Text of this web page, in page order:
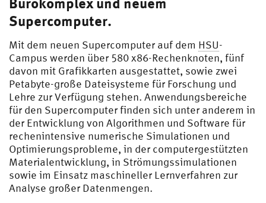
Supercomputer.
Mit dem neuen Supercomputer auf dem HSU-
Campus werden über 580 x86-Rechenknoten, fünf
davon mit Grafikkarten ausgestattet, sowie zwei
Petabyte-große Dateisysteme für Forschung und
Lehre zur Verfügung stehen. Anwendungsbereiche
für den Supercomputer finden sich unter anderem in
der Entwicklung von Algorithmen und Software für
rechenintensive numerische Simulationen und
Optimierungsprobleme, in der computergestützten
Materialentwicklung, in Strömungssimulationen
sowie im Einsatz maschineller Lernverfahren zur
Analyse großer Datenmengen.